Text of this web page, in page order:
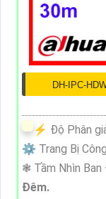
DH-IPC-
️⚡ Độ Phân
⚙ Trang Bị
❃ Tầm Nhìn Ban
Ðêm.